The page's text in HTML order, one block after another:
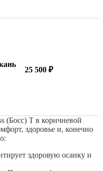
25 500 ₽
(Босс) T в коричневой
здоровье и, конечно
здоровую осанку и